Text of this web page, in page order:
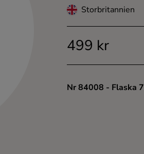
Storbritannien
499 kr
Nr 84008 - Flaska